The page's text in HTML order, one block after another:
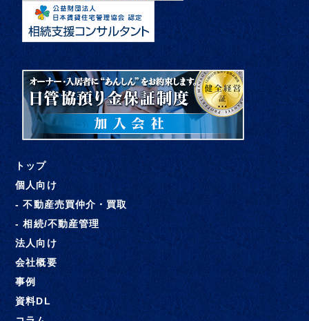
トップ
個人向け
- 不動産売買仲介・買取
- 相続/不動産管理
法人向け
会社概要
事例
資料DL